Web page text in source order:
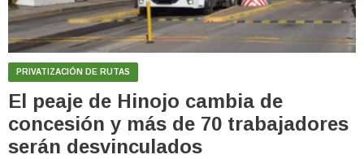
PRIVATIZACIÓN DE RUTAS
El peaje de Hinojo cambia de
concesión y más de 70 trabajadores
serán desvinculados